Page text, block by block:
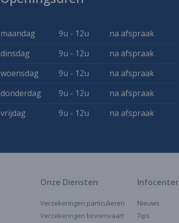
maandag 9u - 12u
na afspraak
dinsdag
9u - 12u
na afspraak
woensdag
9u - 12u
na afspraak
donderdag
9u - 12u
na afspraak
vrijdag
9u - 12u na afspraak
Onze Diensten
Verzekeringen particulieren
Verzekeringen binnenvaart
Infocenter
Nieuws
Tips